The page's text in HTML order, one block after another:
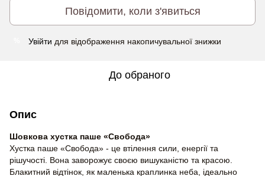
Повідомити, коли з'явиться
Увійти для відображення накопичувальної знижки
До обраного
Опис
Шовкова хустка паше «Свобода»
Хустка паше «Свобода» - це втілення сили, енергії та
рішучості. Вона заворожує своєю вишуканістю та красою.
Блакитний відтінок, як маленька краплинка неба, ідеально